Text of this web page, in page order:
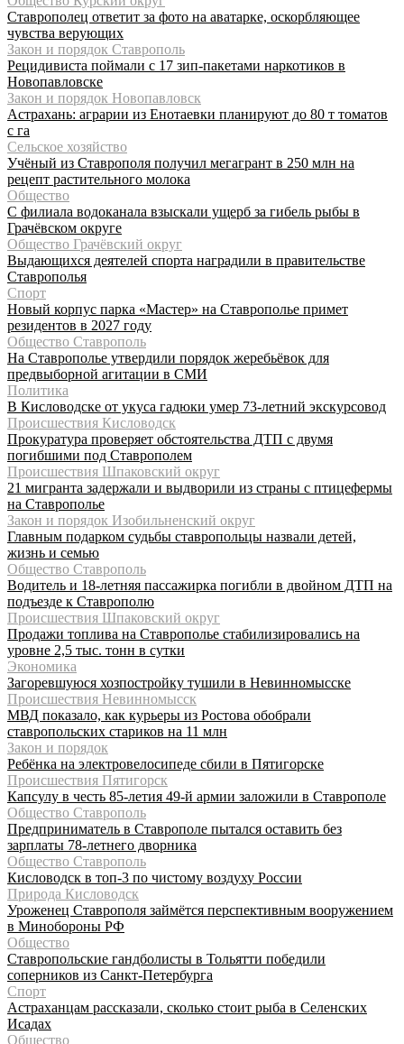
Ставрополец ответит за фото на аватарке, оскорбляющее
чувства верующих
Закон и порядок Ставрополь
Рецидивиста поймали с 17 зип-пакетами наркотиков в
Новопавловске
Закон и порядок Новопавловск
Астрахань: аграрии из Енотаевки планируют до 80 т томатов
с га
Сельское хозяйство
Учёный из Ставрополя получил мегагрант в 250 млн на
рецепт растительного молока
Общество
С филиала водоканала взыскали ущерб за гибель рыбы в
Грачёвском округе
Общество Грачёвский округ
Выдающихся деятелей спорта наградили в правительстве
Ставрополья
Спорт
Новый корпус парка «Мастер» на Ставрополье примет
резидентов в 2027 году
Общество Ставрополь
На Ставрополье утвердили порядок жеребьёвок для
предвыборной агитации в СМИ
Политика
В Кисловодске от укуса гадюки умер 73-летний экскурсовод
Происшествия Кисловодск
Прокуратура проверяет обстоятельства ДТП с двумя
погибшими под Ставрополем
Происшествия Шпаковский округ
21 мигранта задержали и выдворили из страны с птицефермы
на Ставрополье
Закон и порядок Изобильненский округ
Главным подарком судьбы ставропольцы назвали детей,
жизнь и семью
Общество Ставрополь
Водитель и 18-летняя пассажирка погибли в двойном ДТП на
подъезде к Ставрополю
Происшествия Шпаковский округ
Продажи топлива на Ставрополье стабилизировались на
уровне 2,5 тыс. тонн в сутки
Экономика
Загоревшуюся хозпостройку тушили в Невинномысске
Происшествия Невинномысск
МВД показало, как курьеры из Ростова обобрали
ставропольских стариков на 11 млн
Закон и порядок
Ребёнка на электровелосипеде сбили в Пятигорске
Происшествия Пятигорск
Капсулу в честь 85-летия 49-й армии заложили в Ставрополе
Общество Ставрополь
Предприниматель в Ставрополе пытался оставить без
зарплаты 78-летнего дворника
Общество Ставрополь
Кисловодск в топ-3 по чистому воздуху России
Природа Кисловодск
Уроженец Ставрополя займётся перспективным вооружением
в Минобороны РФ
Общество
Ставропольские гандболисты в Тольятти победили
соперников из Санкт-Петербурга
Спорт
Астраханцам рассказали, сколько стоит рыба в Селенских
Исадах
Общество